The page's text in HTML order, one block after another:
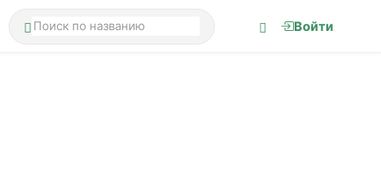
Войти